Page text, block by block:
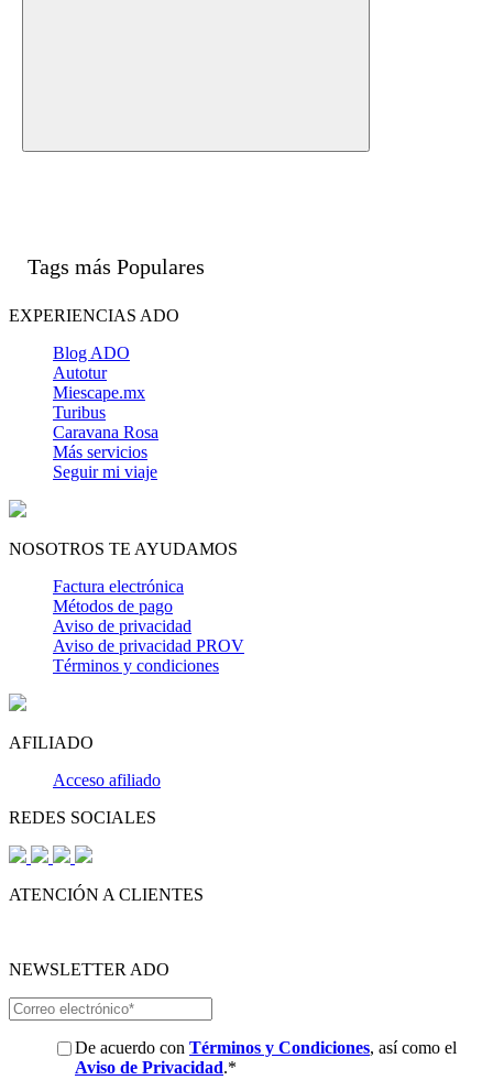
Tags más Populares
EXPERIENCIAS ADO
Blog ADO
Autotur
Miescape.mx
Turibus
Caravana Rosa
Más servicios
Seguir mi viaje
NOSOTROS TE AYUDAMOS
Factura electrónica
Métodos de pago
Aviso de privacidad
Aviso de privacidad PROV
Términos y condiciones
AFILIADO
Acceso afiliado
REDES SOCIALES
ATENCIÓN A CLIENTES
NEWSLETTER ADO
De acuerdo con Términos y Condiciones, así como el
Aviso de Privacidad.*